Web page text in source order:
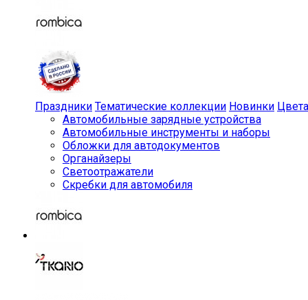
Праздники Тематические коллекции Новинки Цвета
Автомобильные зарядные устройства
Автомобильные инструменты и наборы
Обложки для автодокументов
Органайзеры
Светоотражатели
Скребки для автомобиля